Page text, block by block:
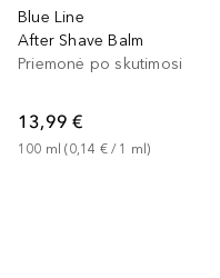
Blue Line
After Shave Balm
Priemonė po skutimosi
13,99 €
100 ml (0,14 € / 1 ml)